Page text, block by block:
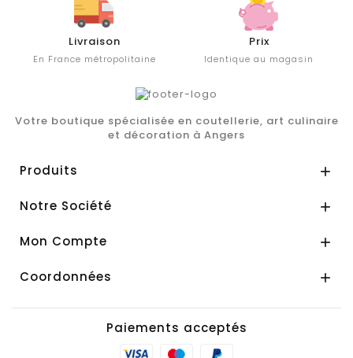
Livraison
En France métropolitaine
Prix
Identique au magasin
Votre boutique spécialisée en coutellerie, art culinaire
et décoration à Angers
Produits 
Notre Société 
Mon Compte 
Coordonnées 
Paiements acceptés